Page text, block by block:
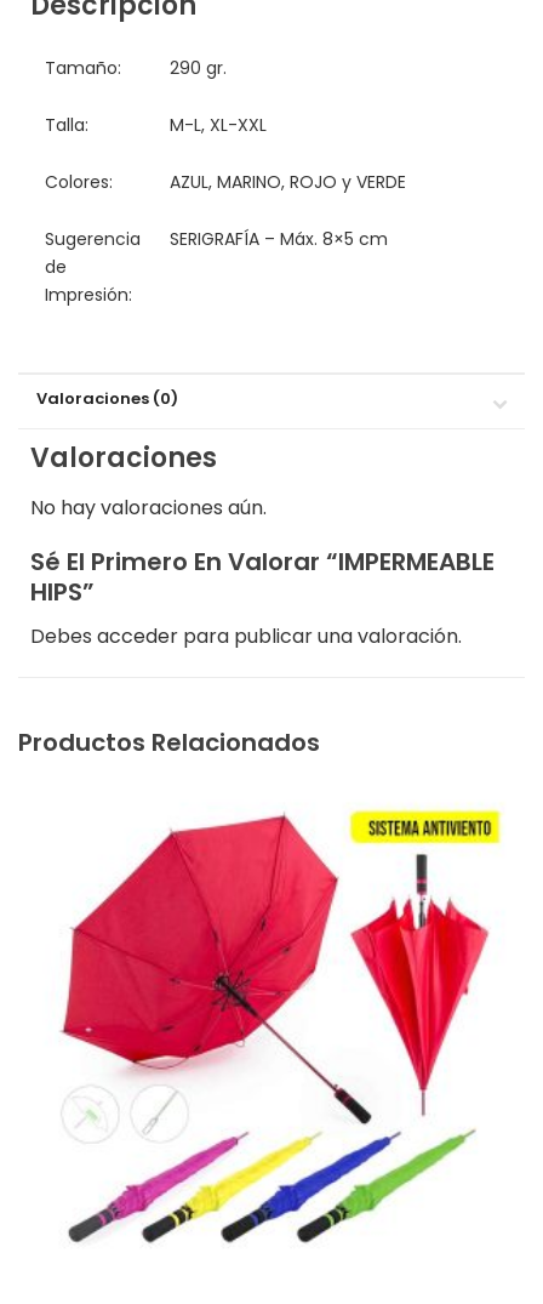
Tamaño: 290 gr.
Talla: M-L, XL-XXL
Colores: AZUL, MARINO, ROJO y VERDE
Sugerencia
de
Impresión:
SERIGRAFÍA – Máx. 8×5 cm
Valoraciones (0)
Valoraciones
No hay valoraciones aún.
Sé El Primero En Valorar “IMPERMEABLE
HIPS”
Debes acceder para publicar una valoración.
Productos Relacionados